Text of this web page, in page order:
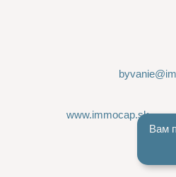
www.immocap.sk
Вам